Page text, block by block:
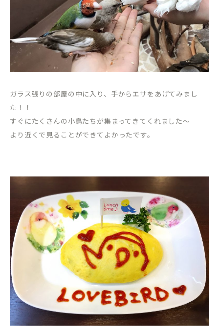
ガラス張りの部屋の中に入り、手からエサをあげてみまし
た！！
すぐにたくさんの小鳥たちが集まってきてくれました〜
より近くで見ることができてよかったです。